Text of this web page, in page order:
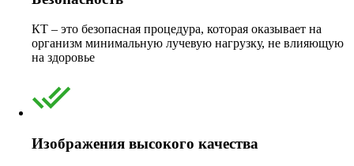
КТ – это безопасная процедура, которая оказывает на
организм минимальную лучевую нагрузку, не влияющую
на здоровье
Изображения высокого качества